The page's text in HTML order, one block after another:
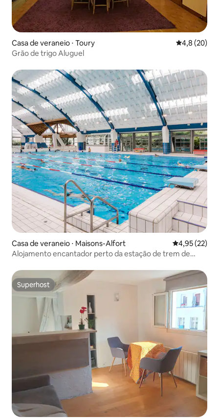
Casa de veraneio ⋅ Toury 4,8 de uma
4,8 (20)
Grão de trigo Aluguel
Casa de veraneio ⋅ Maisons-Alfort 4,95 de uma
4,95 (22)
Alojamento encantador perto da estação de trem de
Superhost
Superhost